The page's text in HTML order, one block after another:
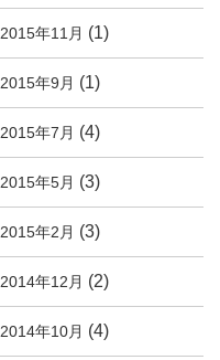
2015年11月 (1)
2015年9月 (1)
2015年7月 (4)
2015年5月 (3)
2015年2月 (3)
2014年12月 (2)
2014年10月 (4)